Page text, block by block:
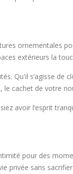
ornementales
extérieurs la
Qu'il s’agisse
cachet de votre
avoir l’esprit
pour des
privée sans